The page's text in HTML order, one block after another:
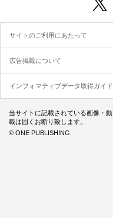
サイトのご利用にあたって
広告掲載について
インフォマティブデータ取得ガイ
当サイトに記載されている画像・
載は固くお断り致します。
© ONE PUBLISHING